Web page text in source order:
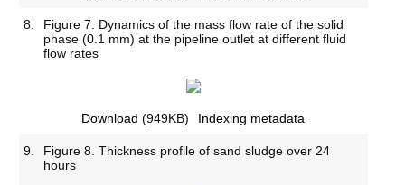
8.
Figure 7. Dynamics of the mass flow rate of the solid
phase (0.1 mm) at the pipeline outlet at different fluid
flow rates
Download (949KB) Indexing metadata
9.
Figure 8. Thickness profile of sand sludge over 24
hours